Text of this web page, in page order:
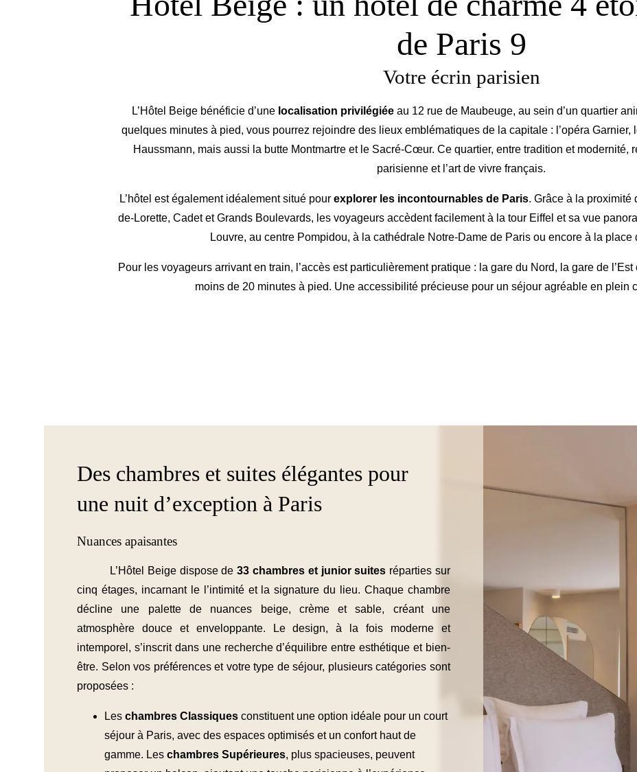
de Paris 9
Votre écrin parisien
L’Hôtel Beige bénéficie d’une localisation privilégiéeau 12 rue de Maubeuge, au sein d’un quartier
quelques minutes à pied, vous pourrez rejoindre des lieux emblématiques de la capitale : l’opéra Garnier,
Haussmann, mais aussi la butte Montmartre et le Sacré-Cœur. Ce quartier, entre tradition et modernité,
parisienne et l’art de vivre français.
L’hôtel est également idéalement situé pour explorer les incontournables de Paris. Grâce à la proximité
de-Lorette, Cadet et Grands Boulevards, les voyageurs accèdent facilement à la tour Eiffel et sa vue
Louvre, au centre Pompidou, à la cathédrale Notre-Dame de Paris ou encore à la place
Pour les voyageurs arrivant en train, l’accès est particulièrement pratique : la gare du Nord, la gare de
moins de 20 minutes à pied. Une accessibilité précieuse pour un séjour agréable en plein
Des chambres et suites élégantes pour
une nuit d’exception à Paris
Nuances apaisantes
L’Hôtel Beige dispose de33 chambres et junior suites réparties sur
cinq étages, incarnant le l’intimité et la signature du lieu. Chaque chambre
décline une palette de nuances beige, crème et sable, créant une
atmosphère douce et enveloppante. Le design, à la fois moderne et
intemporel, s’inscrit dans une recherche d’équilibre entre esthétique et bien-
être. Selon vos préférences et votre type de séjour, plusieurs catégories sont
proposées :
Les chambres Classiques constituent une option idéale pour un court
séjour à Paris, avec des espaces optimisés et un confort haut de
gamme. Les chambres Supérieures, plus spacieuses, peuvent